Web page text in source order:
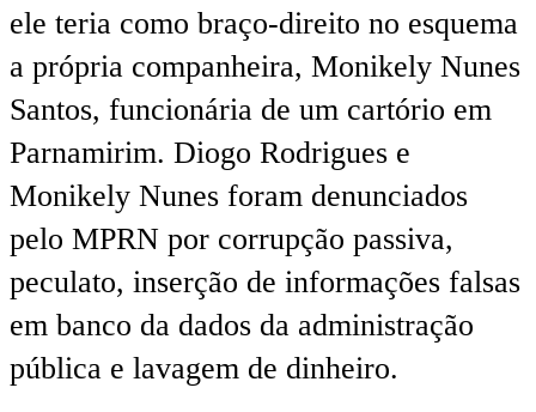
ele teria como braço-direito no esquema
a própria companheira, Monikely Nunes
Santos, funcionária de um cartório em
Parnamirim. Diogo Rodrigues e
Monikely Nunes foram denunciados
pelo MPRN por corrupção passiva,
peculato, inserção de informações falsas
em banco da dados da administração
pública e lavagem de dinheiro.